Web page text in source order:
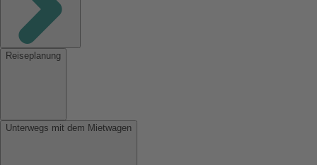
Reiseplanung
Unterwegs mit dem Mietwagen